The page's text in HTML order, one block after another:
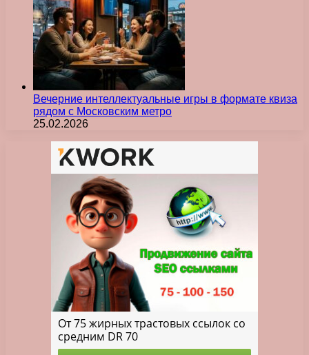
Вечерние интеллектуальные игры в формате квиза
рядом с Московским метро
25.02.2026